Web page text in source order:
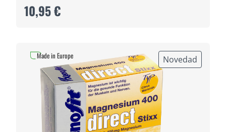
10,95 €
Novedad
Made in Europe